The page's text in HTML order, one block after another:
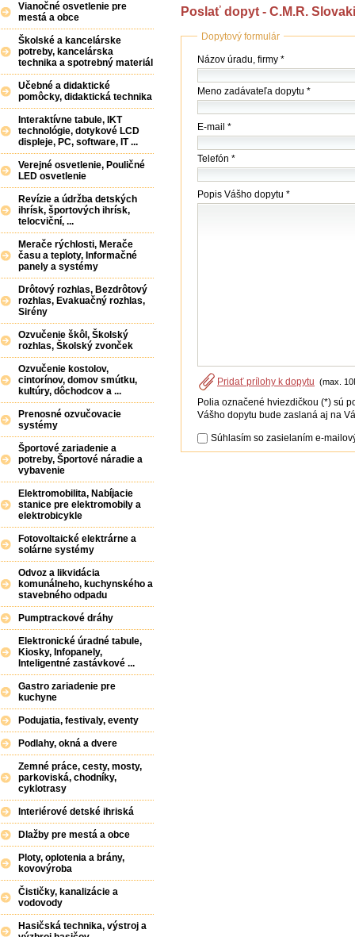
Poslať dopyt - C.M.R.
Dopytový formulár
Názov
(firmy
/
úradu)
Názov úradu, firmy *
Meno zadávateľa dopytu *
E-mail *
Telefón *
Popis Vášho dopytu *
Pridať prílohy k dopytu (max.
Polia označené hviezdičkou (*) sú
Vášho dopytu bude zaslaná aj na
Súhlasím so zasielaním e-
Vianočné osvetlenie pre
mestá a obce
Školské a kancelárske
potreby, kancelárska
technika a spotrebný materiál
Učebné a didaktické
pomôcky, didaktická technika
Interaktívne tabule, IKT
technológie, dotykové LCD
displeje, PC, software, IT ...
Verejné osvetlenie, Pouličné
LED osvetlenie
Revízie a údržba detských
ihrísk, športových ihrísk,
telocviční, ...
Merače rýchlosti, Merače
času a teploty, Informačné
panely a systémy
Drôtový rozhlas, Bezdrôtový
rozhlas, Evakuačný rozhlas,
Sirény
Ozvučenie škôl, Školský
rozhlas, Školský zvonček
Ozvučenie kostolov,
cintorínov, domov smútku,
kultúry, dôchodcov a ...
Prenosné ozvučovacie
systémy
Športové zariadenie a
potreby, Športové náradie a
vybavenie
Elektromobilita, Nabíjacie
stanice pre elektromobily a
elektrobicykle
Fotovoltaické elektrárne a
solárne systémy
Odvoz a likvidácia
komunálneho, kuchynského a
stavebného odpadu
Pumptrackové dráhy
Elektronické úradné tabule,
Kiosky, Infopanely,
Inteligentné zastávkové ...
Gastro zariadenie pre
kuchyne
Podujatia, festivaly, eventy
Podlahy, okná a dvere
Zemné práce, cesty, mosty,
parkoviská, chodníky,
cyklotrasy
Interiérové detské ihriská
Dlažby pre mestá a obce
Ploty, oplotenia a brány,
kovovýroba
Čističky, kanalizácie a
vodovody
Hasičská technika, výstroj a